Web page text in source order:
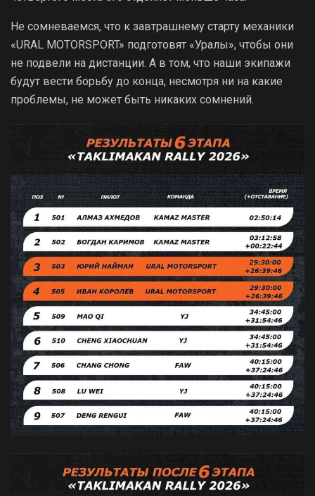
Не сомневаемся, что к завтрашнему старту механики
«URAL MOTORSPORT» подготовят «Уралы», чтобы они
не подвели на дистанции. А в том, что наши экипажи
будут вести борьбу до конца, несмотря ни на какие
проблемы, не может быть никаких сомнений.